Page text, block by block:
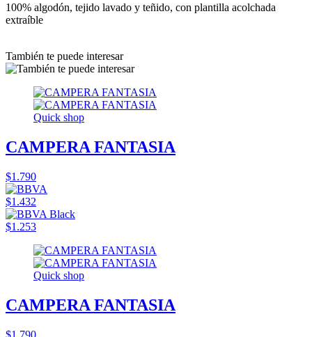
100% algodón, tejido lavado y teñido, con plantilla acolchada
extraíble
También te puede interesar
Quick shop
CAMPERA FANTASIA
$1.790
$1.432
$1.253
Quick shop
CAMPERA FANTASIA
$1.790